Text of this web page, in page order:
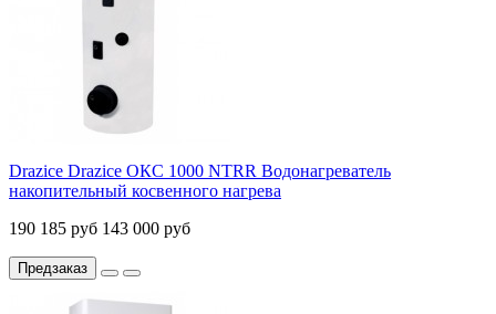
Drazice Drazice ОКС 1000 NTRR Водонагреватель
накопительный косвенного нагрева
190 185 руб 143 000 руб
Предзаказ